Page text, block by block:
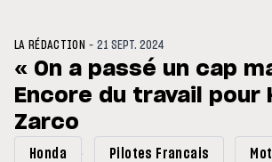
: Horaires et
du GP de Grande-
MOTO GP
LA RÉDACTION -21 SEPT. 2024
« On a passé un cap
Encore du travail pour
Zarco
Honda Pilotes Francais